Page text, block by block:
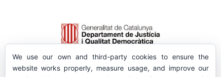
We use our own and third-party cookies to ensure the
website works properly, measure usage, and improve our